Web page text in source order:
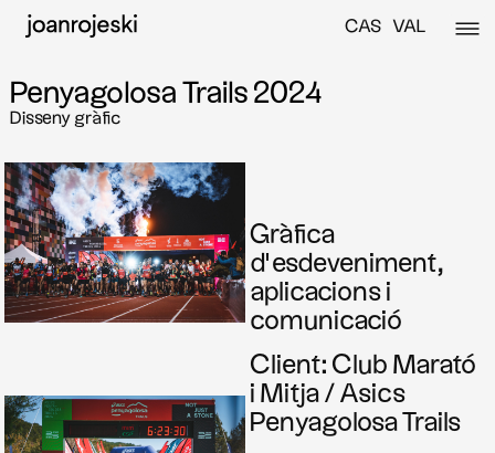
CAS VAL
Penyagolosa Trails 2024
Disseny gràfic
Gràfica
d’esdeveniment,
aplicacions i
comunicació
Client: Club Marató
i Mitja / Asics
Penyagolosa Trails